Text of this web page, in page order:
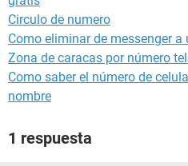
Circulo de numero
Como eliminar de messenger a
Zona de caracas por número
Como saber el número de
nombre
1 respuesta